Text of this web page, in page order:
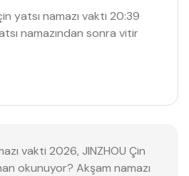
yatsı namazı vakti 20:39
namazından sonra vitir
vakti 2026, JINZHOU Çin
okunuyor? Akşam namazı